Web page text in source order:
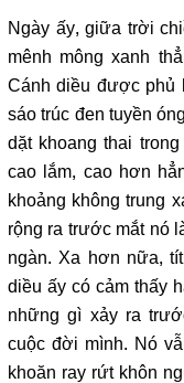
Ngày ấy, giữa trời
mênh mông xanh
Cánh diều được phủ
sáo trúc đen tuyền
dặt khoang thai
cao lắm, cao hơn
khoảng không trung
rộng ra trước mắt nó
ngàn. Xa hơn nữa,
diều ấy có cảm thấy
những gì xảy ra
cuộc đời mình. Nó
khoăn ray rứt khôn